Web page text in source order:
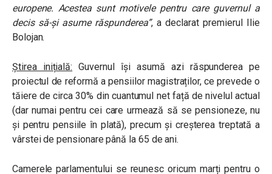
europene. Acestea sunt motivele pentru care guvernul a
decis să-și asume răspunderea”, a declarat premierul Ilie
Bolojan.
Știrea inițială: Guvernul își asumă azi răspunderea pe
proiectul de reformă a pensiilor magistraților, ce prevedeo
tăiere de circa 30% din cuantumul net față de nivelul actual
(dar numai pentru cei care urmează să se pensioneze, nu
și pentru pensiile în plată), precum și creșterea treptată a
vârstei de pensionare până la 65 de ani.
Camerele parlamentului se reunesc oricum marți pentru o